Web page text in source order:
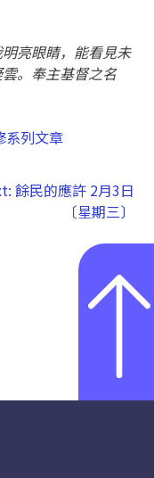
亮眼睛，能看見未
。奉主基督之名
系列文章
餘民的應許 2月3日
〔星期三〕